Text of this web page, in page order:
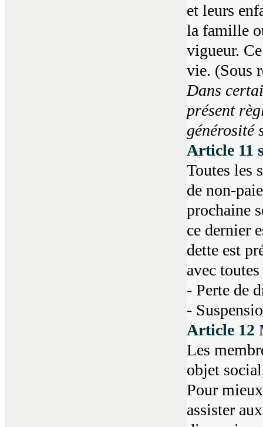
et leurs
la famille
vigueur.
vie. (Sous
Dans
présent
générosité
Article 11
Toutes les
de non-
prochaine
ce dernier
dette est
avec
- Perte de
-
Article 12
Les
objet
Pour
assister